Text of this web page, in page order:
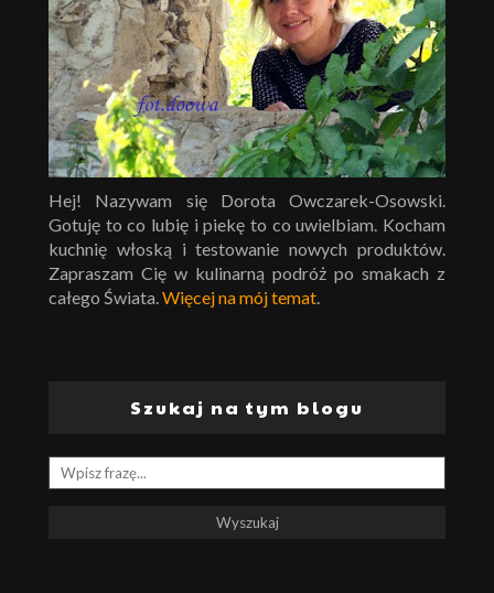
Hej! Nazywam się Dorota Owczarek-Osowski.
Gotuję to co lubię i piekę to co uwielbiam. Kocham
kuchnię włoską i testowanie nowych produktów.
Zapraszam Cię w kulinarną podróż po smakach z
całego Świata. Więcej na mój temat
Szukaj na tym blogu